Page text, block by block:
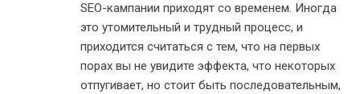
SEO-кампании приходят со временем. Иногда
это утомительный и трудный процесс, и
приходится считаться с тем, что на первых
порах вы не увидите эффекта, что некоторых
отпугивает, но стоит быть последовательным,